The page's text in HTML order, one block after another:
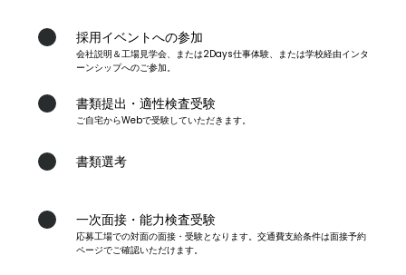
採用イベントへの参加
会社説明＆工場見学会、または2Days仕事体験、または学校経由インタ
ーンシップへのご参加。
書類提出・適性検査受験
ご自宅からWebで受験していただきます。
書類選考
一次面接・能力検査受験
応募工場での対面の面接・受験となります。交通費支給条件は面接予約
ページでご確認いただけます。